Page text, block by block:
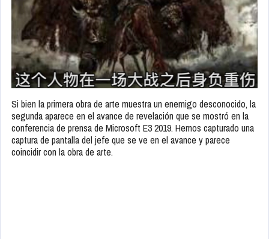
Si bien la primera obra de arte muestra un enemigo desconocido, la
segunda aparece en el avance de revelación que se mostró en la
conferencia de prensa de Microsoft E3 2019. Hemos capturado una
captura de pantalla del jefe que se ve en el avance y parece
coincidir con la obra de arte.